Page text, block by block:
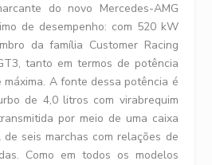
do novo Mercedes-AMG
de desempenho: com 520 kW
da família Customer Racing
tanto em termos de potência
A fonte dessa potência é
de 4,0 litros com virabrequim
por meio de uma caixa
seis marchas com relações de
Como em todos os modelos